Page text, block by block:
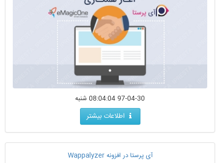
97-04-30 08:04:04 شنبه
اطلاعات بیشتر
آی پرستا در افزونه Wappalyzer